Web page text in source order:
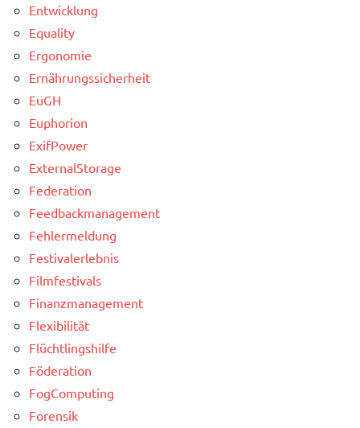
Entwicklung
Equality
Ergonomie
Ernährungssicherheit
EuGH
Euphorion
ExifPower
ExternalStorage
Federation
Feedbackmanagement
Fehlermeldung
Festivalerlebnis
Filmfestivals
Finanzmanagement
Flexibilität
Flüchtlingshilfe
Föderation
FogComputing
Forensik